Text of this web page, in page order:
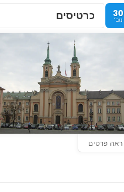
30
נוב׳ כרטיסים
ראה פרטים